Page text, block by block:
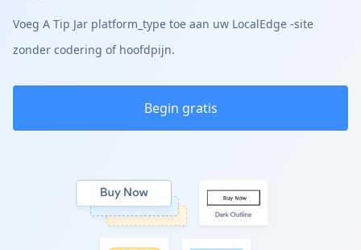
Voeg A Tip Jar platform_type toe aan uw LocalEdge -site
zonder codering of hoofdpijn.
Begin gratis